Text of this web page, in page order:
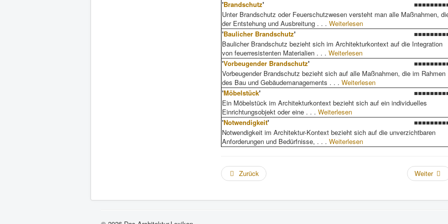
'Brandschutz'
Unter Brandschutz oder Feuerschutzwesen versteht man alle Maßnahmen,
der Entstehung und Ausbreitung . . . Weiterlesen
'Baulicher Brandschutz'
Baulicher Brandschutz bezieht sich im Architekturkontext auf die Integration
von feuerresistenten Materialien . . . Weiterlesen
'Vorbeugender Brandschutz'
Vorbeugender Brandschutz bezieht sich auf alle Maßnahmen, die im Rahmen
des Bau und Gebäudemanagements . . . Weiterlesen
'Möbelstück'
Ein Möbelstück im Architekturkontext bezieht sich auf ein individuelles
Einrichtungsobjekt oder eine . . . Weiterlesen
'Notwendigkeit'
Notwendigkeit im Architektur-Kontext bezieht sich auf die unverzichtbaren
Anforderungen und Bedürfnisse, . . . Weiterlesen
Zurück Weiter